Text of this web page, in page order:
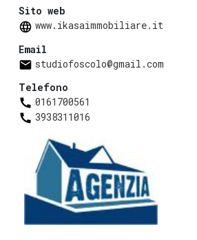
Sito web
www.ikasaimmobiliare.it
Email
studiofoscolo@gmail.com
Telefono
0161700561
3938311016